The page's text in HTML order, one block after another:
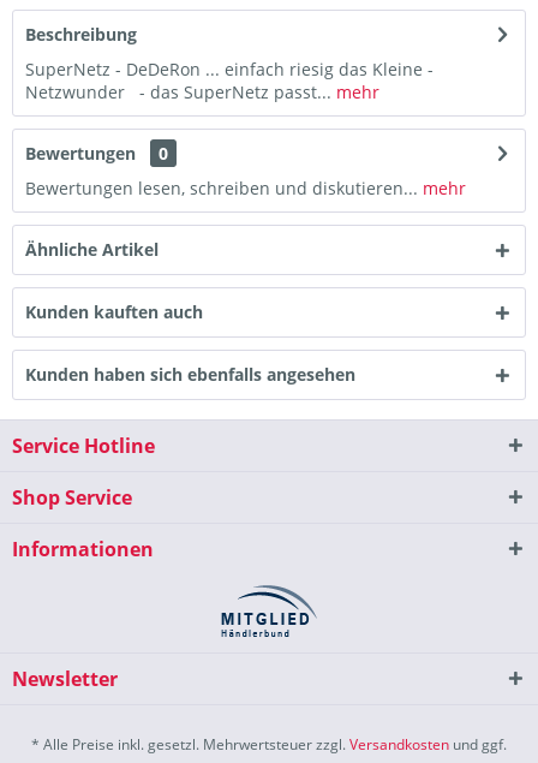
Beschreibung
SuperNetz - DeDeRon ... einfach riesig das Kleine -
Netzwunder - das SuperNetz passt... mehr
Bewertungen
0
Bewertungen lesen, schreiben und diskutieren... mehr
Ähnliche Artikel
Kunden kauften auch
Kunden haben sich ebenfalls angesehen
Service Hotline
Shop Service
Informationen
Newsletter
* Alle Preise inkl. gesetzl. Mehrwertsteuer zzgl.Versandkosten und ggf.